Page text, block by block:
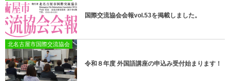
国際交流協会会報vol.53を掲載しました。
北名古屋市国際交流協会
令和８年度 外国語講座の申込み受付始まります！